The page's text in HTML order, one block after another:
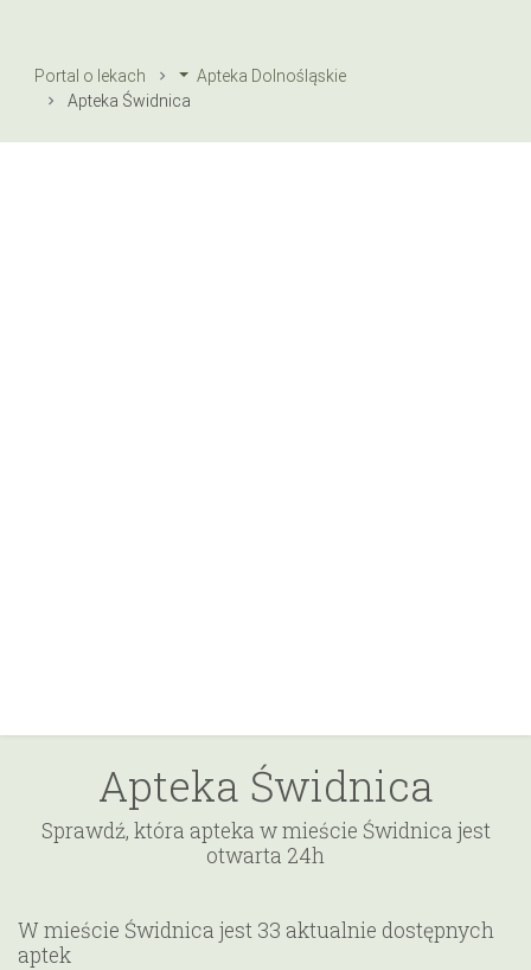
Portal o lekach
Apteka Dolnośląskie
Apteka Świdnica
Apteka Świdnica
Sprawdź, która apteka w mieście Świdnica jest
otwarta 24h
W mieście Świdnica jest 33 aktualnie dostępnych
aptek